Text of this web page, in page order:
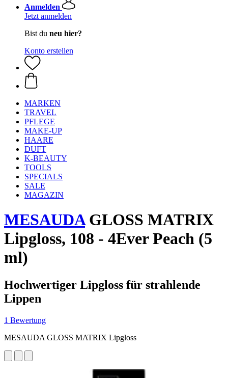
Anmelden
Jetzt anmelden
Bist du neu hier?
Konto erstellen
MARKEN
TRAVEL
PFLEGE
MAKE-UP
HAARE
DUFT
K-BEAUTY
TOOLS
SPECIALS
SALE
MAGAZIN
MESAUDAGLOSS MATRIX
Lipgloss, 108 - 4Ever Peach (5
ml)
Hochwertiger Lipgloss für strahlende
Lippen
1 Bewertung
MESAUDA GLOSS MATRIX Lipgloss